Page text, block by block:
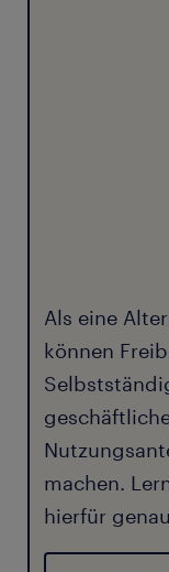
Als eine
können
machen.
hierfür